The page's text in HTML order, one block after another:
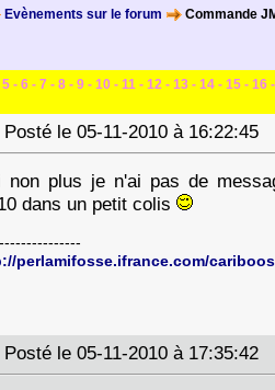
Evènements sur le forum
Commande
5 - 6 - 7 - 8 - 9 - 10 - 11 - 12 - 13 - 14 - 15 - 16
Posté le 05-11-2010 à 16:22:45
non plus je n'ai pas de
dans un petit colis
perlamifosse.ifrance.com/
Posté le 05-11-2010 à 17:35:42